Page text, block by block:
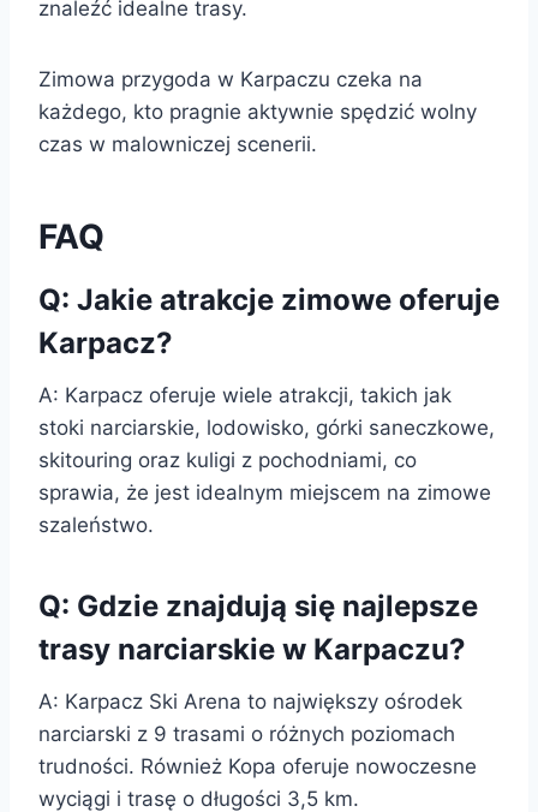
znaleźć idealne trasy.
Zimowa przygoda w Karpaczu czeka na
każdego, kto pragnie aktywnie spędzić wolny
czas w malowniczej scenerii.
FAQ
Q: Jakie atrakcje zimowe oferuje
Karpacz?
A: Karpacz oferuje wiele atrakcji, takich jak
stoki narciarskie, lodowisko, górki saneczkowe,
skitouring oraz kuligi z pochodniami, co
sprawia, że jest idealnym miejscem na zimowe
szaleństwo.
Q: Gdzie znajdują się najlepsze
trasy narciarskie w Karpaczu?
A: Karpacz Ski Arena to największy ośrodek
narciarski z 9 trasami o różnych poziomach
trudności. Również Kopa oferuje nowoczesne
wyciągi i trasę o długości 3,5 km.